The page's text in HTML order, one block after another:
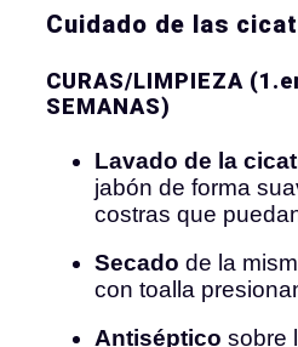
Cuidado de las
CURAS/LIMPIEZA
SEMANAS)
Lavado de la
jabón de forma
costras que
Secado de la
con toalla
Antiséptico sobre